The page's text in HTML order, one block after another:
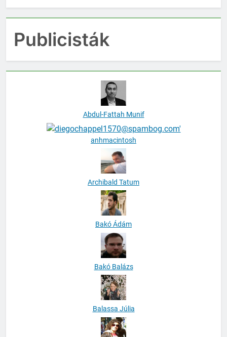
Publicisták
Abdul-Fattah Munif
anhmacintosh
Archibald Tatum
Bakó Ádám
Bakó Balázs
Balassa Júlia